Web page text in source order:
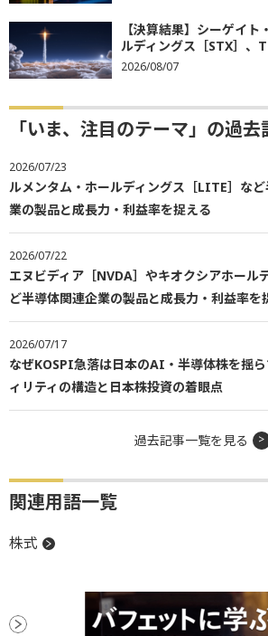
【決算結果】シーゲイ
ルディングス［STX］、
2026/08/07
「いま、注目のテーマ」の過
2026/07/23
ルメンタム・ホールディングス［LITE］な
業の製品と成長力・利益率を捉える
2026/07/22
エヌビディア［NVDA］やキオクシアホール
ど半導体関連企業の製品と成長力・利益率を
2026/07/17
なぜKOSPI急落は日本のAI・半導体株を揺
ィリティの構造と日本株投資の着眼点
過去記事一覧を見る
関連用語一覧
株式